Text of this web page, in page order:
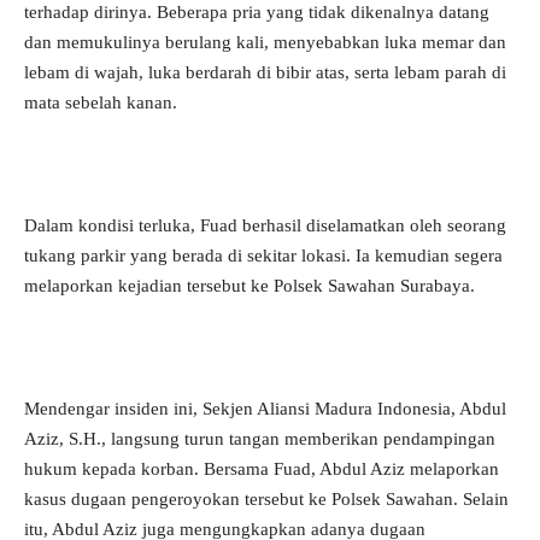
terhadap dirinya. Beberapa pria yang tidak dikenalnya datang
dan memukulinya berulang kali, menyebabkan luka memar dan
lebam di wajah, luka berdarah di bibir atas, serta lebam parah di
mata sebelah kanan.
Dalam kondisi terluka, Fuad berhasil diselamatkan oleh seorang
tukang parkir yang berada di sekitar lokasi. Ia kemudian segera
melaporkan kejadian tersebut ke Polsek Sawahan Surabaya.
Mendengar insiden ini, Sekjen Aliansi Madura Indonesia, Abdul
Aziz, S.H., langsung turun tangan memberikan pendampingan
hukum kepada korban. Bersama Fuad, Abdul Aziz melaporkan
kasus dugaan pengeroyokan tersebut ke Polsek Sawahan. Selain
itu, Abdul Aziz juga mengungkapkan adanya dugaan